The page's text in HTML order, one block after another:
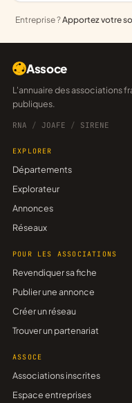
Entreprise ?Apportez votre
Assoce
L'annuaire des associations françaises, construit sur les données
publiques.
RNA / JOAFE / SIRENE
EXPLORER
Départements
Explorateur
Annonces
Réseaux
POUR LES ASSOCIATIONS
Revendiquer sa fiche
Publier une annonce
Créer un réseau
Trouver un partenariat
ASSOCE
Associations inscrites
Espace entreprises